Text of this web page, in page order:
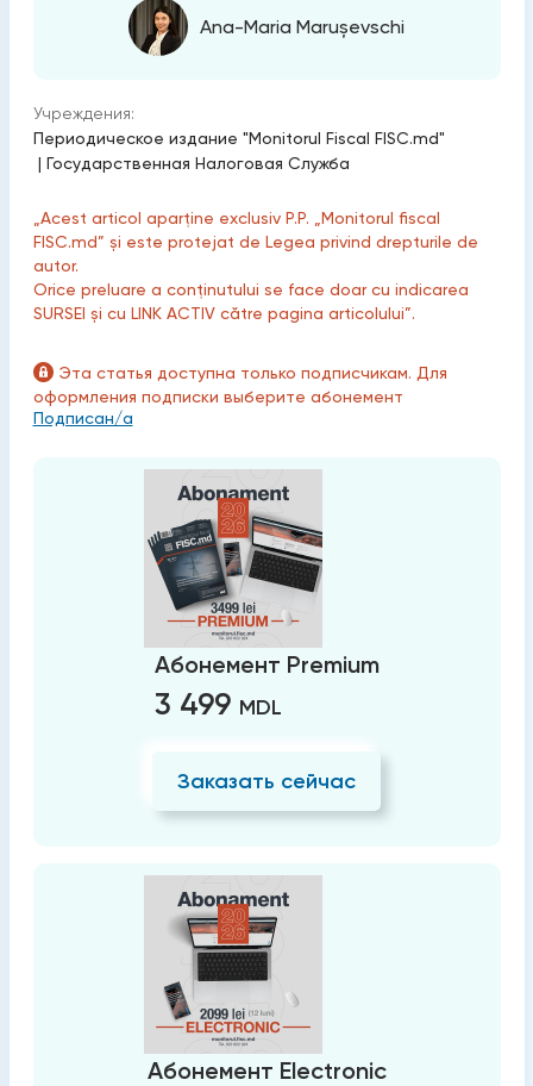
Ana-Maria Marușevschi
Учреждения:
Периодическое издание "Monitorul Fiscal FISC.md"
| Государственная Налоговая Служба
„Acest articol aparține exclusiv P.P. „Monitorul fiscal
FISC.md” și este protejat de Legea privind drepturile de
autor.
Orice preluare a conținutului se face doar cu indicarea
SURSEI și cu LINK ACTIV către pagina articolului”.
Эта статья доступна только подписчикам. Для
оформления подписки выберите абонемент
Подписан/а
Абонемент Premium
3 499 MDL
Заказать сейчас
Абонемент Electronic